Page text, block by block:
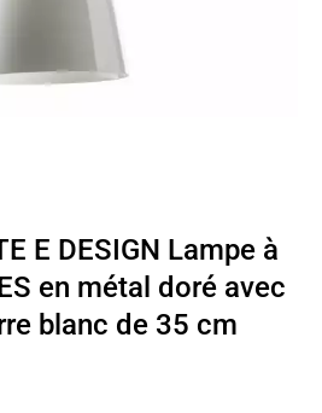
E DESIGN Lampe à
en métal doré avec
blanc de 35 cm